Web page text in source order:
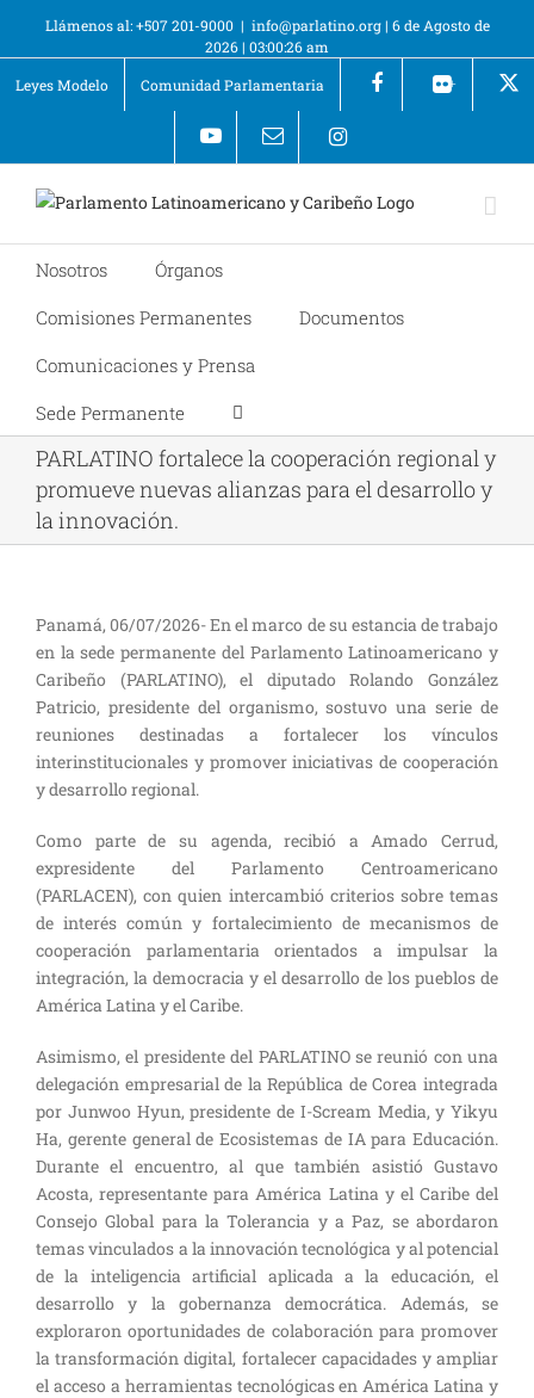
Llámenos al: +507 201-9000 | info@parlatino.org| 6 de Agosto de
2026| 03:00:26 am
Leyes Modelo
Comunidad Parlamentaria +
Nosotros
Órganos
Comisiones Permanentes
Documentos
Comunicaciones y Prensa
Sede Permanente
PARLATINO fortalece la cooperación regional y
promueve nuevas alianzas para el desarrollo y
la innovación.
Panamá, 06/07/2026- En el marco de su estancia de trabajo
en la sede permanente del Parlamento Latinoamericano y
Caribeño (PARLATINO), el diputado Rolando González
Patricio, presidente del organismo, sostuvo una serie de
reuniones destinadas a fortalecer los vínculos
interinstitucionales y promover iniciativas de cooperación
y desarrollo regional.
Como parte de su agenda, recibió a Amado Cerrud,
expresidente del Parlamento Centroamericano
(PARLACEN), con quien intercambió criterios sobre temas
de interés común y fortalecimiento de mecanismos de
cooperación parlamentaria orientados a impulsar la
integración, la democracia y el desarrollo de los pueblos de
América Latina y el Caribe.
Asimismo, el presidente del PARLATINO se reunió con una
delegación empresarial de la República de Corea integrada
por Junwoo Hyun, presidente de I-Scream Media, y Yikyu
Ha, gerente general de Ecosistemas de IA para Educación.
Durante el encuentro, al que también asistió Gustavo
Acosta, representante para América Latina y el Caribe del
Consejo Global para la Tolerancia y a Paz, se abordaron
temas vinculados a la innovación tecnológica y al potencial
de la inteligencia artificial aplicada a la educación, el
desarrollo y la gobernanza democrática. Además, se
exploraron oportunidades de colaboración para promover
la transformación digital, fortalecer capacidades y ampliar
el acceso a herramientas tecnológicas en América Latina y